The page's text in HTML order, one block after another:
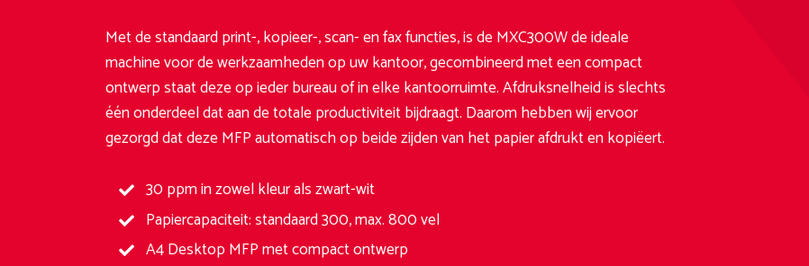
Met de standaard print-, kopieer-, scan- en fax functies, is de MXC300W de ideale
machine voor de werkzaamheden op uw kantoor, gecombineerd met een compact
ontwerp staat deze op ieder bureau of in elke kantoorruimte. Afdruksnelheid is slechts
één onderdeel dat aan de totale productiviteit bijdraagt. Daarom hebben wij ervoor
gezorgd dat deze MFP automatisch op beide zijden van het papier afdrukt en kopiëert.
30 ppm in zowel kleur als zwart-wit
Papiercapaciteit: standaard 300, max. 800 vel
A4 Desktop MFP met compact ontwerp